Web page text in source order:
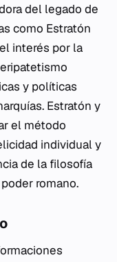
del legado de
como Estratón
interés por la
y políticas
Estratón y
el método
individual y
de la filosofía
romano.